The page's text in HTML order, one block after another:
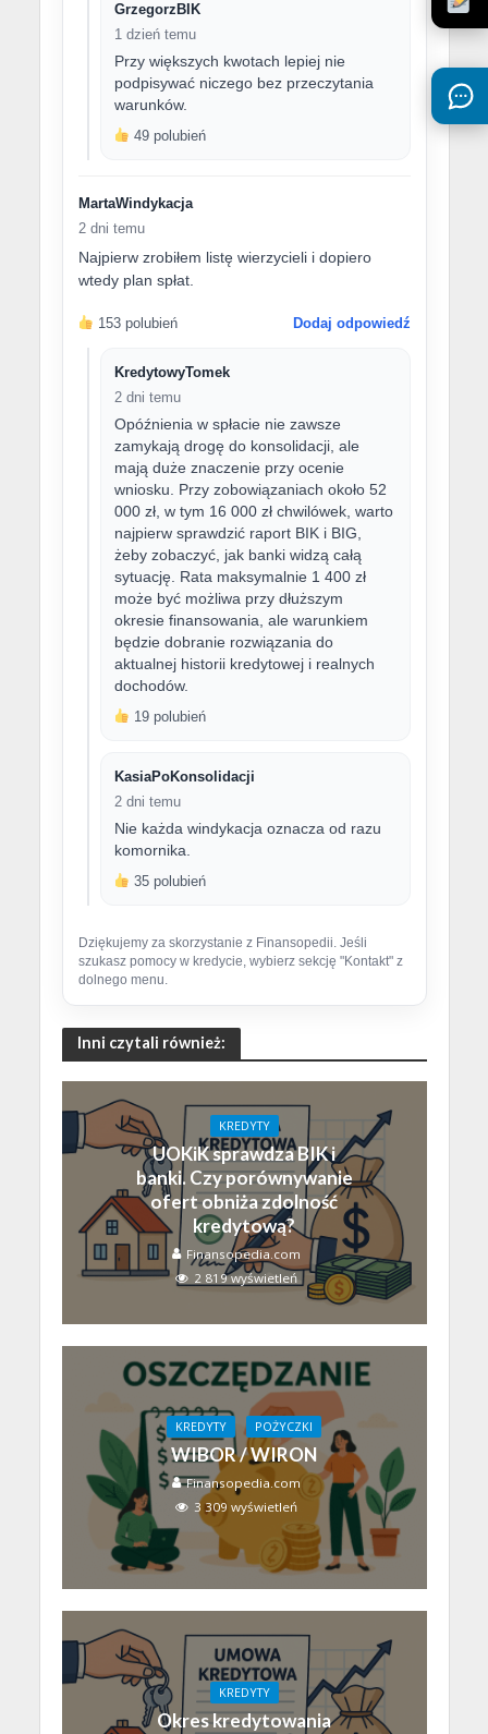
GrzegorzBIK
1 dzień temu
Przy większych kwotach lepiej nie
podpisywać niczego bez przeczytania
warunków.
49 polubień
MartaWindykacja
2 dni temu
Najpierw zrobiłem listę wierzycieli i dopiero
wtedy plan spłat.
153 polubień Dodaj odpowiedź
KredytowyTomek
2 dni temu
Opóźnienia w spłacie nie zawsze
zamykają drogę do konsolidacji, ale
mają duże znaczenie przy ocenie
wniosku. Przy zobowiązaniach około 52
000 zł, w tym 16 000 zł chwilówek, warto
najpierw sprawdzić raport BIK i BIG,
żeby zobaczyć, jak banki widzą całą
sytuację. Rata maksymalnie 1 400 zł
może być możliwa przy dłuższym
okresie finansowania, ale warunkiem
będzie dobranie rozwiązania do
aktualnej historii kredytowej i realnych
dochodów.
19 polubień
KasiaPoKonsolidacji
2 dni temu
Nie każda windykacja oznacza od razu
komornika.
35 polubień
Dziękujemy za skorzystanie z Finansopedii. Jeśli
szukasz pomocy w kredycie, wybierz sekcję "Kontakt" z
dolnego menu.
Inni czytali również:
KREDYTY
UOKiK sprawdza BIK i
banki. Czy porównywanie
ofert obniża zdolność
kredytową?
Finansopedia.com
2 819 wyświetleń
KREDYTY POŻYCZKI
WIBOR / WIRON
Finansopedia.com
3 309 wyświetleń
KREDYTY
Okres kredytowania